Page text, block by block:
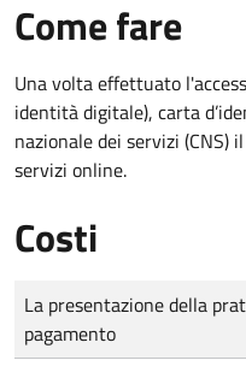
Come fare
Una volta effettuato
identità digitale), carta
nazionale dei servizi (CNS)
servizi online.
Costi
Tipo di pagamento
Importo
La presentazione della
pagamento